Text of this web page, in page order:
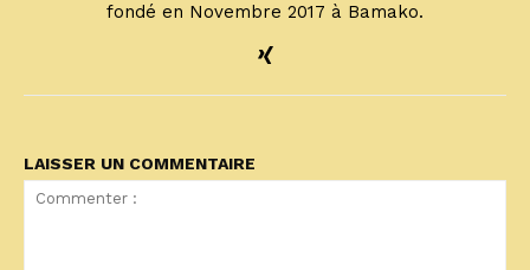
fondé en Novembre 2017 à Bamako.
LAISSER UN COMMENTAIRE